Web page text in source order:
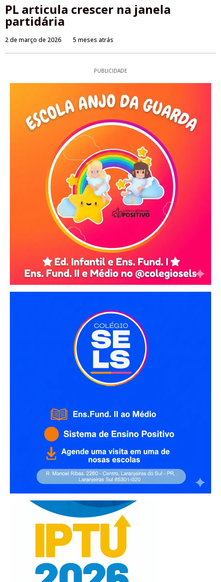
PL articula crescer na janela
partidária
2 de março de 2026 5 meses atrás
PUBLICIDADE